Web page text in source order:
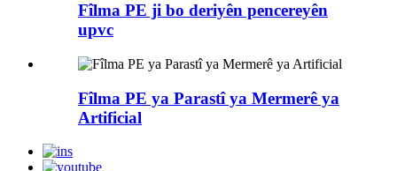
Fîlma PE ji bo deriyên pencereyên
upvc
Fîlma PE ya Parastî ya Mermerê ya
Artificial